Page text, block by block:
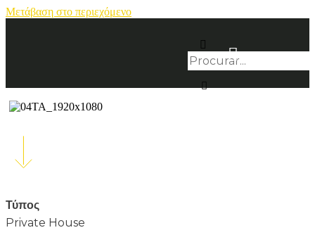
Μετάβαση στο περιεχόμενο
Τύπος
Private House